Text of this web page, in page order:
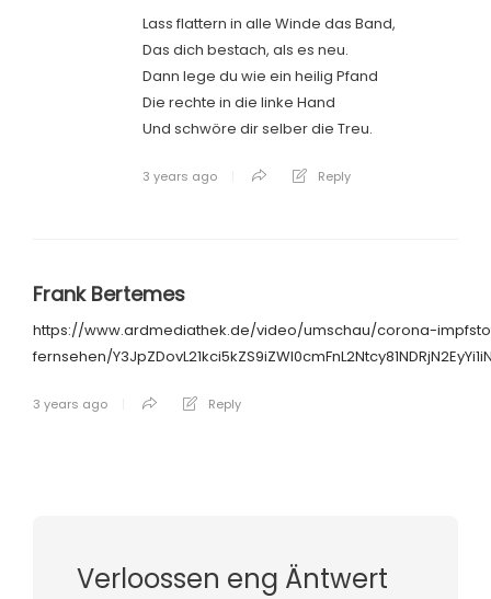
Lass flattern in alle Winde das Band,
Das dich bestach, als es neu.
Dann lege du wie ein heilig Pfand
Die rechte in die linke Hand
Und schwöre dir selber die Treu.
3 years ago Reply
Frank Bertemes
https://www.ardmediathek.de/video/umschau/corona-
fernsehen/
3 years ago Reply
Verloossen eng Äntwert